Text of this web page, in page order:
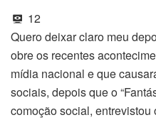
12
Quero deixar claro meu
obre os recentes
mídia nacional e que
sociais, depois que o
comoção social,